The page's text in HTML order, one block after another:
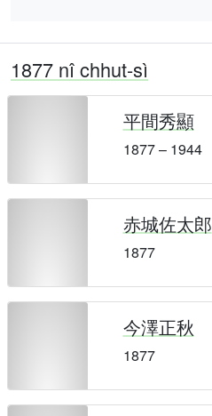
1877 nî chhut-sì
平間秀顯
1877 – 1944
赤城佐太郎
1877
今澤正秋
1877